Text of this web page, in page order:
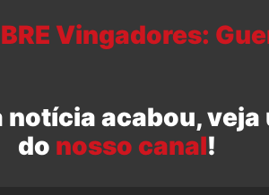
Vingadores:
notícia acabou, veja
do nosso canal!